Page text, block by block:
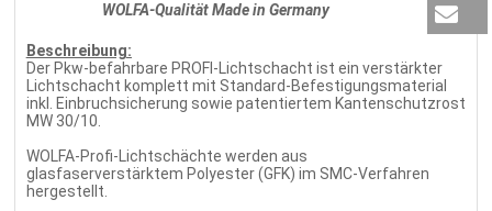
WOLFA-Qualität Made in Germany
Beschreibung:
Der Pkw-befahrbare PROFI-Lichtschacht ist ein verstärkter
Lichtschacht komplett mit Standard-Befestigungsmaterial
inkl. Einbruchsicherung sowie patentiertem Kantenschutzrost
MW 30/10.
WOLFA-Profi-Lichtschächte werden aus
glasfaserverstärktem Polyester (GFK) im SMC-Verfahren
hergestellt.